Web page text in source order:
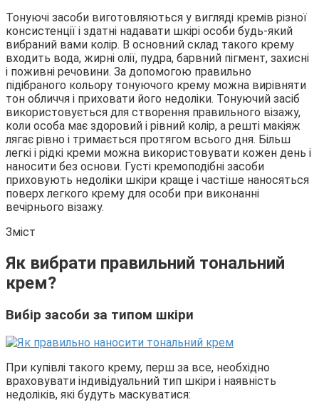
Тонуючі засоби виготовляються у вигляді кремів різної
консистенції і здатні надавати шкірі особи будь-який
вибраний вами колір. В основний склад такого крему
входить вода, жирні олії, пудра, барвний пігмент, захисні
і поживні речовини. За допомогою правильно
підібраного кольору тонуючого крему можна вирівняти
тон обличчя і приховати його недоліки. Тонуючий засіб
використовується для створення правильного візажу,
коли особа має здоровий і рівний колір, а решті макіяж
лягає рівно і тримається протягом всього дня. Більш
легкі і рідкі креми можна використовувати кожен день і
наносити без основи. Густі кремоподібні засоби
приховують недоліки шкіри краще і частіше наносяться
поверх легкого крему для особи при виконанні
вечірнього візажу.
Зміст
Як вибрати правильний тональний
крем?
Вибір засоби за типом шкіри
При купівлі такого крему, перш за все, необхідно
враховувати індивідуальний тип шкіри і наявність
недоліків, які будуть маскуватися: